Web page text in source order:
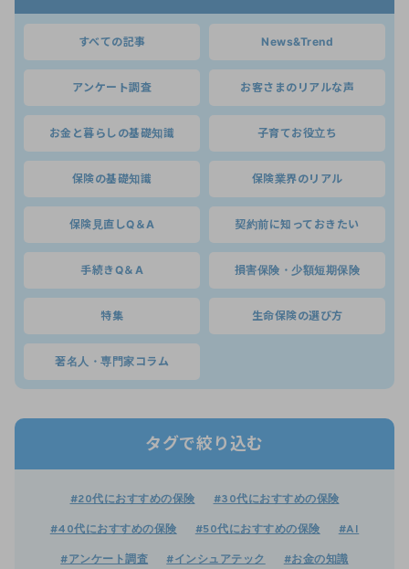
すべての記事 News&Trend
アンケート調査 お客さまのリアルな声
お金と暮らしの基礎知識 子育てお役立ち
保険の基礎知識 保険業界のリアル
保険見直しQ＆A 契約前に知っておきたい
手続きQ＆A 損害保険・少額短期保険
特集 生命保険の選び方
著名人・専門家コラム
タグで絞り込む
#20代におすすめの保険 #30代におすすめの保険
#40代におすすめの保険 #50代におすすめの保険 #AI
#アンケート調査 #インシュアテック #お金の知識